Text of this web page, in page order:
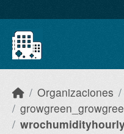
Organizaciones